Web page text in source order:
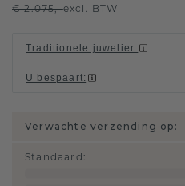
€ 2.075,-excl. BTW
Traditionele juwelier:
U bespaart:
Verwachte verzending op:
Standaard :